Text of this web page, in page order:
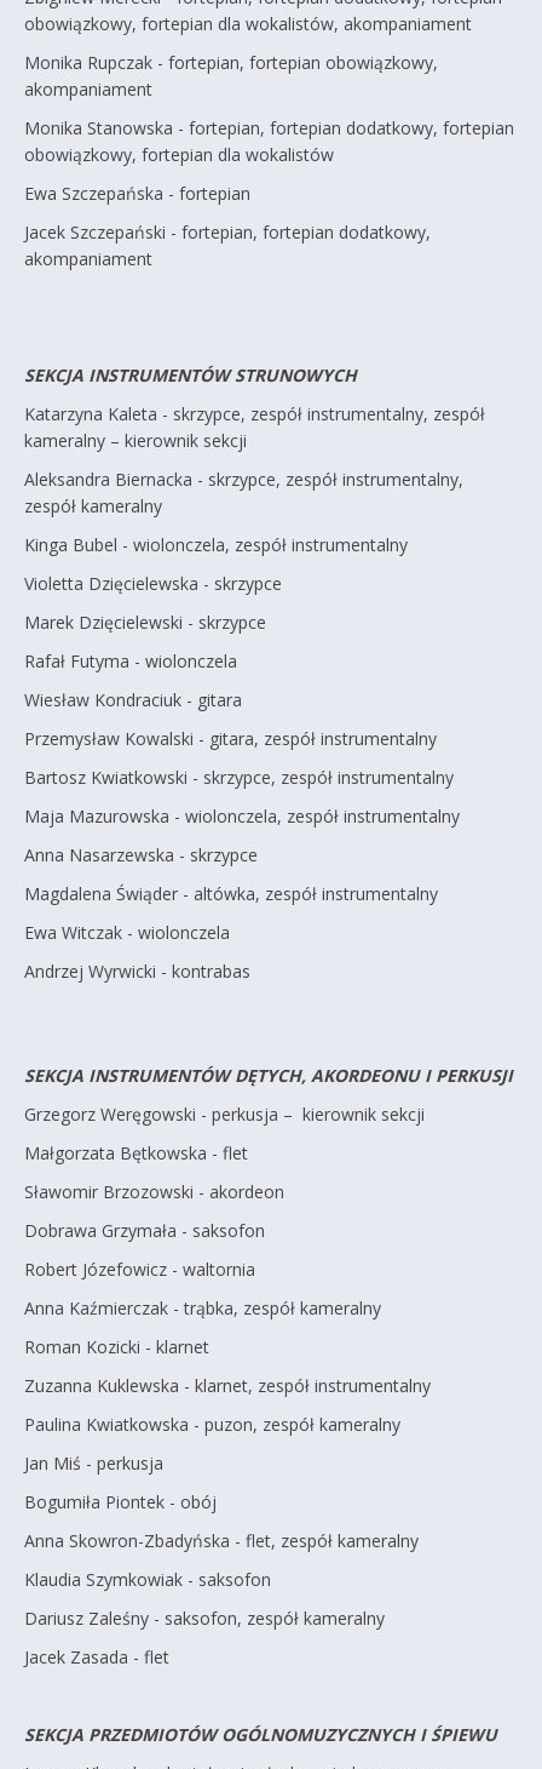
obowiązkowy, fortepian dla wokalistów, akompaniament
Monika Rupczak - fortepian, fortepian obowiązkowy,
akompaniament
Monika Stanowska - fortepian, fortepian dodatkowy, fortepian
obowiązkowy, fortepian dla wokalistów
Ewa Szczepańska - fortepian
Jacek Szczepański - fortepian, fortepian dodatkowy,
akompaniament
SEKCJA INSTRUMENTÓW STRUNOWYCH
Katarzyna Kaleta - skrzypce, zespół instrumentalny, zespół
kameralny – kierownik sekcji
Aleksandra Biernacka - skrzypce, zespół instrumentalny,
zespół kameralny
Kinga Bubel - wiolonczela, zespół instrumentalny
Violetta Dzięcielewska - skrzypce
Marek Dzięcielewski - skrzypce
Rafał Futyma - wiolonczela
Wiesław Kondraciuk - gitara
Przemysław Kowalski - gitara, zespół instrumentalny
Bartosz Kwiatkowski - skrzypce, zespół instrumentalny
Maja Mazurowska - wiolonczela, zespół instrumentalny
Anna Nasarzewska - skrzypce
Magdalena Świąder - altówka, zespół instrumentalny
Ewa Witczak - wiolonczela
Andrzej Wyrwicki - kontrabas
SEKCJA INSTRUMENTÓW DĘTYCH, AKORDEONU I PERKUSJI
Grzegorz Weręgowski - perkusja – kierownik sekcji
Małgorzata Bętkowska - flet
Sławomir Brzozowski - akordeon
Dobrawa Grzymała - saksofon
Robert Józefowicz - waltornia
Anna Kaźmierczak - trąbka, zespół kameralny
Roman Kozicki - klarnet
Zuzanna Kuklewska - klarnet, zespół instrumentalny
Paulina Kwiatkowska - puzon, zespół kameralny
Jan Miś - perkusja
Bogumiła Piontek - obój
Anna Skowron-Zbadyńska - flet, zespół kameralny
Klaudia Szymkowiak - saksofon
Dariusz Zaleśny - saksofon, zespół kameralny
Jacek Zasada - flet
SEKCJA PRZEDMIOTÓW OGÓLNOMUZYCZNYCH I ŚPIEWU